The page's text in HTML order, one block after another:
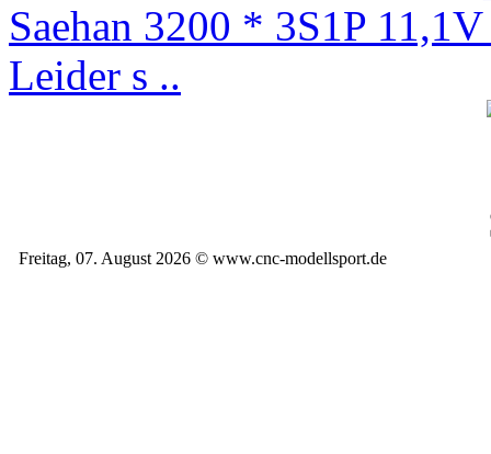
Saehan 3200 * 3S1P
Leider s ..
Freitag, 07. August 2026 © www.cnc-modellsport.de